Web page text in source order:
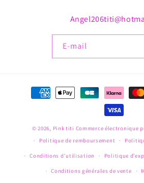
E-mail
Moyens
© 2026, Pink titi Commerce électronique
Politique de remboursement
Conditions d’utilisation Politique
Conditions générales de vente